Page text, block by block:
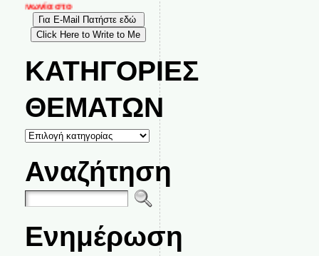
στο
ΚΑΤΗΓΟΡΙΕΣ
ΘΕΜΑΤΩΝ
ΚΑΤΗΓΟΡΙΕΣ
ΘΕΜΑΤΩΝ
Αναζήτηση
Ενημέρωση